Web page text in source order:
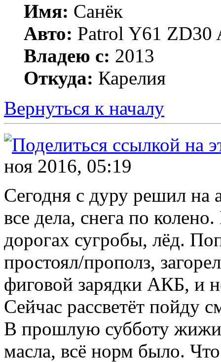
Имя: Санёк
Авто: Patrol Y61 ZD30
Владею с: 2013
Откуда: Карелия
Вернуться к началу
ноя 2016, 05:19
Сегодня с дуру решил на
все дела, снега по
дорогах сугробы, лёд.
простоял/прополз,
фиговой зарядки АКБ, и
Сейчас рассветёт пойду
В прошлую субботу жижи
масла, всё норм было.